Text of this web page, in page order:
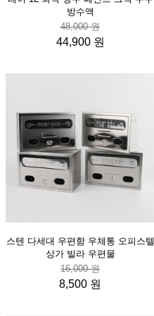
방수액
48,000 원
44,900 원
스텐 다세대 우편함 우체통 오피스텔
상가 빌라 우편물
16,000 원
8,500 원